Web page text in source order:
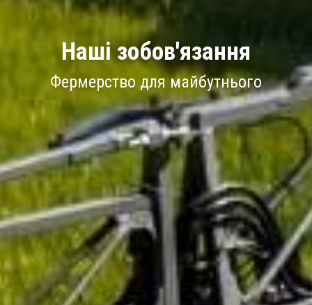
Наші зобов'язання
Фермерство для майбутнього